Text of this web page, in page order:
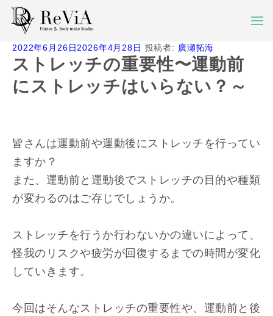
投
稿
日:
2022年6月26日2026年4月28日 投稿者: 廣瀬拓海
ストレッチの重要性〜運動前
にストレッチはいらない？～
皆さんは運動前や運動後にストレッチを行ってい
ますか？
また、運動前と運動後でストレッチの目的や種類
が変わるのはご存じでしょうか。
ストレッチを行うか行わないかの違いによって、
怪我のリスクや疲労が回復するまでの時間が変化
していきます。
今回はそんなストレッチの重要性や、運動前と後